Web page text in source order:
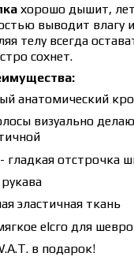
хорошо дышит,
выводит влагу
телу всегда
сохнет.
анатомический
визуально
гладкая отстрочка
эластичная ткань
ѵеІсго для
в подарок!